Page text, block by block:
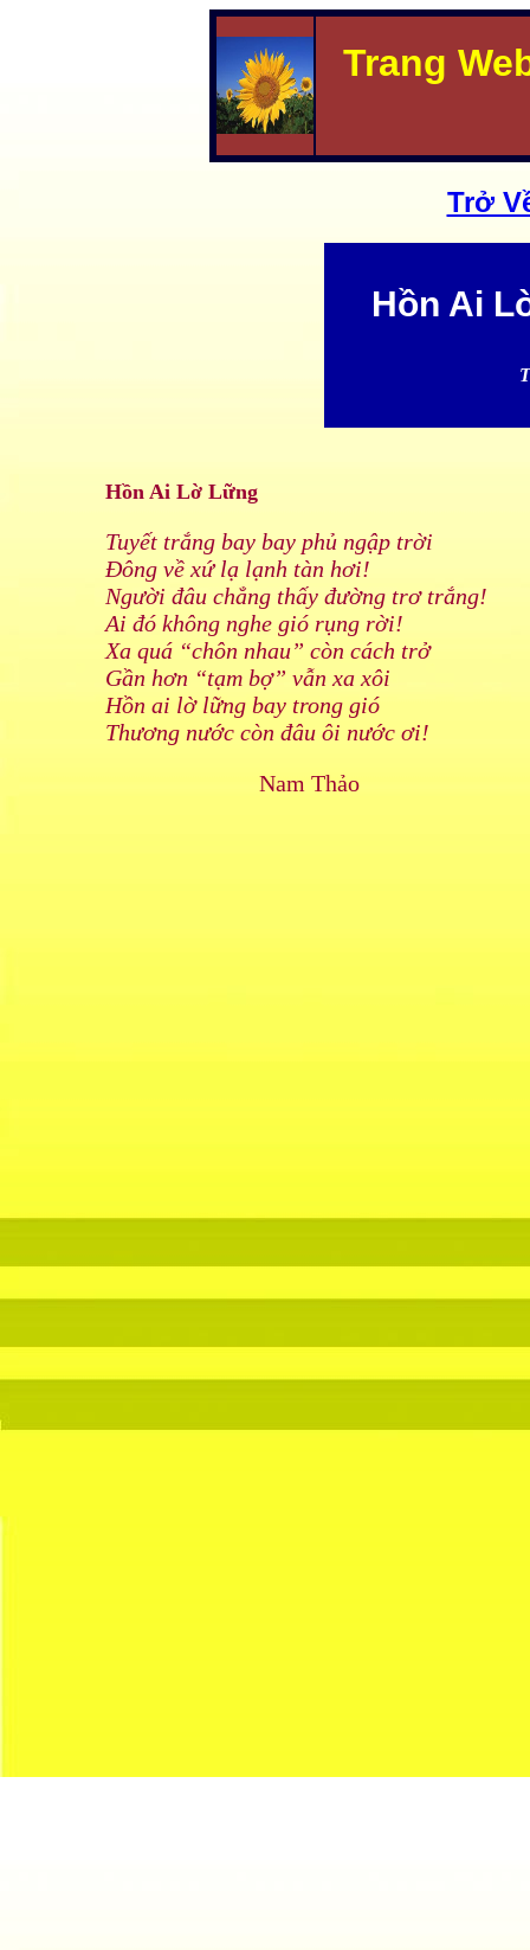
Trang
Trở
Hồn Ai
Hồn Ai Lờ Lững
Tuyết trắng bay bay phủ ngập trời
Đông về xứ lạ lạnh tàn hơi!
Người đâu chẳng thấy đường trơ trắng!
Ai đó không nghe gió rụng rời!
Xa quá “chôn nhau” còn cách trở
Gần hơn “tạm bợ” vẫn xa xôi
Hồn ai lờ lững bay trong gió
Thương nước còn đâu ôi nước ơi!
Nam Thảo